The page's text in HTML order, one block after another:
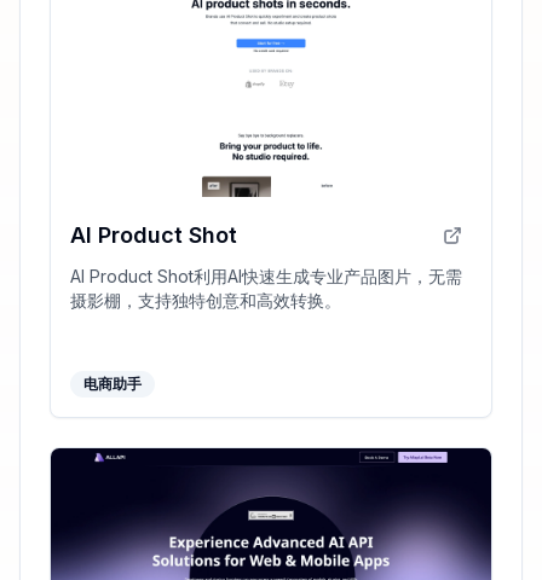
AI Product Shot
AI Product Shot利用AI快速生成专业产品图片，无需
摄影棚，支持独特创意和高效转换。
电商助手